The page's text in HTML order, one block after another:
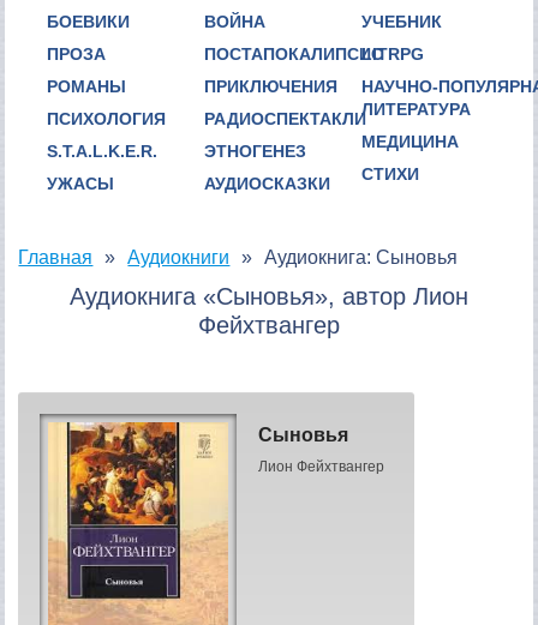
БОЕВИКИ
ПРОЗА
РОМАНЫ
ПСИХОЛОГИЯ
S.T.A.L.K.E.R.
УЖАСЫ
ВОЙНА
ПОСТАПОКАЛИПСИС
ПРИКЛЮЧЕНИЯ
РАДИОСПЕКТАКЛИ
ЭТНОГЕНЕЗ
АУДИОСКАЗКИ
УЧЕБНИК
LITRPG
НАУЧНО-
ЛИТЕРАТУРА
МЕДИЦИНА
СТИХИ
Главная Аудиокниги Аудиокнига: Сыновья
Аудиокнига «Сыновья», автор Лион
Фейхтвангер
Сыновья
Лион Фейхтвангер